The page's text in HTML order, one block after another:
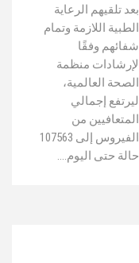
بعد تلقيهم الرعاية
الطبية اللازمة وتمام
شفائهم وفقًا
لإرشادات منظمة
الصحة العالمية،
ليرتفع إجمالي
المتعافيين من
الفيروس إلى 107563
حالة حتى اليوم.…